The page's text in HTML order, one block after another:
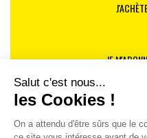
JE
JE DÉCOUVRE